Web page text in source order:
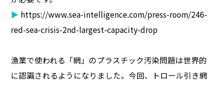
▶ https://www.sea-intelligence.com/press-room/246-
red-sea-crisis-2nd-largest-capacity-drop
漁業で使われる「網」のプラスチック汚染問題は世界的
に認識されるようになりました。今回、トロール引き網